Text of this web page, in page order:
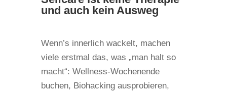
und auch kein Ausweg
Wenn’s innerlich wackelt, machen
viele erstmal das, was „man halt so
macht“: Wellness-Wochenende
buchen, Biohacking ausprobieren,